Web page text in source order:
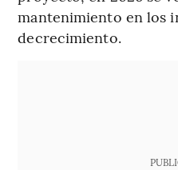
mantenimiento en los
decrecimiento.